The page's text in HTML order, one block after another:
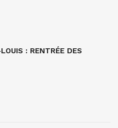
: RENTRÉE DES